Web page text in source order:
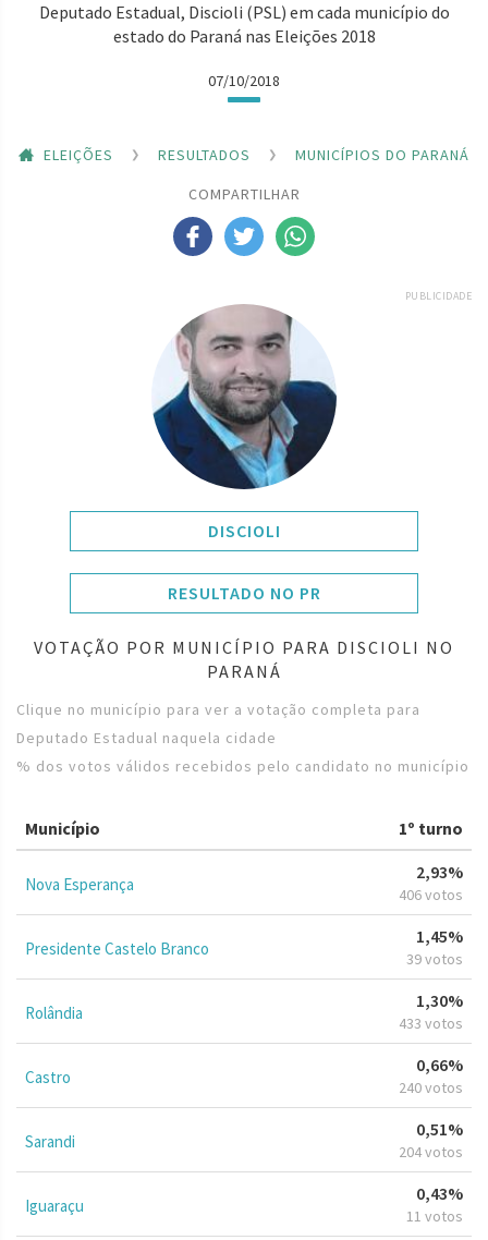
Deputado Estadual, Discioli (PSL) em cada município do
estado do Paraná nas Eleições 2018
07/10/2018
ELEIÇÕES RESULTADOS
MUNICÍPIOS DO PARANÁ
COMPARTILHAR
PUBLICIDADE
DISCIOLI
RESULTADO NO PR
VOTAÇÃO POR MUNICÍPIO PARA DISCIOLI NO
PARANÁ
Clique no município para ver a votação completa para
Deputado Estadual naquela cidade
% dos votos válidos recebidos pelo candidato no município
Município 1º turno
Nova Esperança
2,93%
406 votos
Presidente Castelo Branco
1,45%
39 votos
Rolândia
1,30%
433 votos
Castro
0,66%
240 votos
Sarandi
0,51%
204 votos
Iguaraçu
0,43%
11 votos